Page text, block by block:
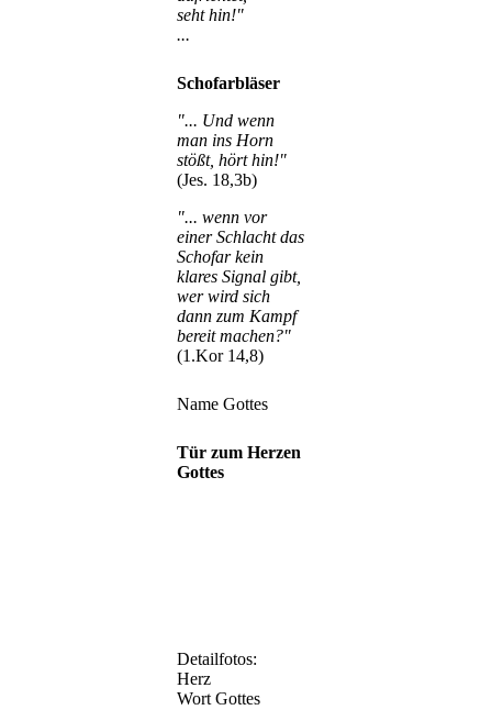
seht hin!"
...
Schofarbläser
"... Und wenn
man ins Horn
stößt, hört hin!"
(Jes. 18,3b)
"... wenn vor
einer Schlacht das
Schofar kein
klares Signal gibt,
wer wird sich
dann zum Kampf
bereit machen?"
(1.Kor 14,8)
Name Gottes
Tür zum Herzen
Gottes
Detailfotos:
Herz
Wort Gottes